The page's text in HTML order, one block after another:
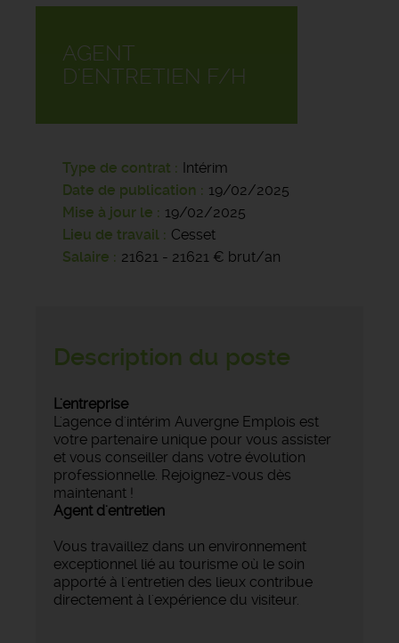
AGENT
D'ENTRETIEN F/H
Type de contrat
Intérim
Date de publication
19/02/2025
Mise à jour le
19/02/2025
Lieu de travail
Cesset
Salaire
21621 - 21621 € brut/an
Description du poste
L'entreprise
L'agence d'intérim Auvergne Emplois est
votre partenaire unique pour vous assister
et vous conseiller dans votre évolution
professionnelle. Rejoignez-vous dès
maintenant !
Agent d'entretien
Vous travaillez dans un environnement
exceptionnel lié au tourisme où le soin
apporté à l'entretien des lieux contribue
directement à l'expérience du visiteur.